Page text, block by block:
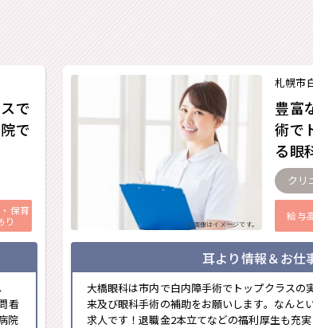
で
で
保育
り
看
院
※画像はイメージです。
札幌市
豊富
術で
る眼
クリ
給与
耳より情報＆お仕
大橋眼科は市内で白内障手術でトップクラスの
来及び眼科手術の補助をお願いします。なんと
求人です！退職金2本立てなどの福利厚生も充